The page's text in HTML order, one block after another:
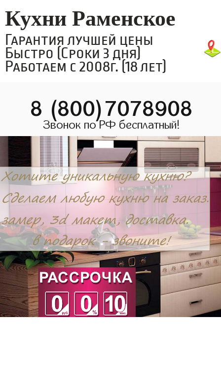
Кухни Раменское
Гарантия лучшей цены
Быстро (Сроки 3 дня)
Работаем с 2008г. (18 лет)
8 (800)7078908
Звонок по РФ бесплатный!